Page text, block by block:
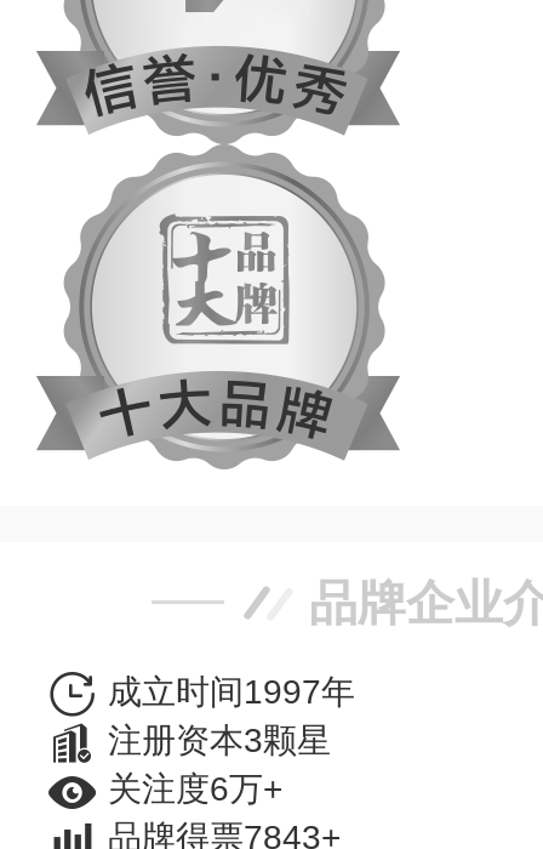
品牌企业
成立时间1997年
注册资本3颗星
关注度6万+
品牌得票7843+